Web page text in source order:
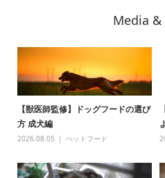
Media &
【獣医師監修】ドッグフードの選び
方 成犬編
2026.08.05 ぺットフード